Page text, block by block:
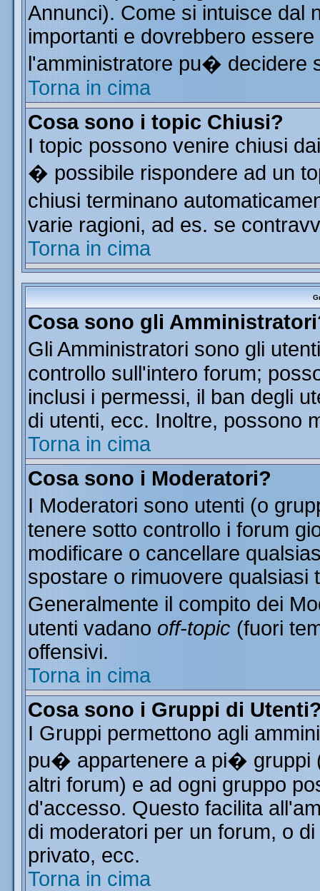
Annunci). Come si intuisce dal
importanti e dovrebbero
l'amministratore pu�
Torna in cima
Cosa sono i topic Chiusi?
I topic possono venire chiusi
� possibile rispondere ad un
chiusi terminano
varie ragioni, ad es. se
Torna in cima
Cosa sono gli
Gli Amministratori sono gli
controllo sull'intero forum;
inclusi i permessi, il ban degli
di utenti, ecc. Inoltre, possono
Torna in cima
Cosa sono i Moderatori?
I Moderatori sono utenti (o
tenere sotto controllo i forum
modificare o cancellare
spostare o rimuovere qualsiasi
Generalmente il compito dei
utenti vadano off-topic (fuori
offensivi.
Torna in cima
Cosa sono i Gruppi di
I Gruppi permettono agli
pu� appartenere a pi� gruppi
altri forum) e ad ogni gruppo
d'accesso. Questo facilita
di moderatori per un forum, o
privato, ecc.
Torna in cima